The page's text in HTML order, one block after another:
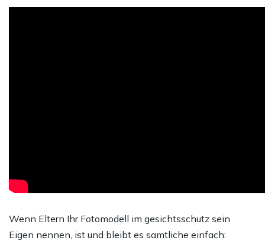
Wenn Eltern Ihr Fotomodell im gesichtsschutz sein
Eigen nennen, ist und bleibt es samtliche einfach: